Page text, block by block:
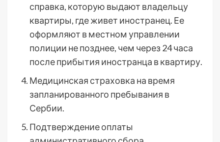
справка, которую выдают владельцу
квартиры, где живет иностранец. Ее
оформляют в местном управлении
полиции не позднее, чем через 24 часа
после прибытия иностранца в квартиру.
Медицинская страховка на время
запланированного пребывания в
Сербии.
Подтверждение оплаты